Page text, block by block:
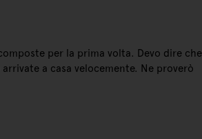
per la prima volta. Devo dire che
a casa velocemente. Ne proverò